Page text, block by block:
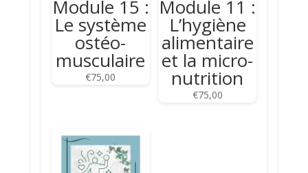
Module 15 :
Le système
ostéo-
musculaire
€75,00
Module 11 :
L’hygiène
alimentaire
et la micro-
nutrition
€75,00